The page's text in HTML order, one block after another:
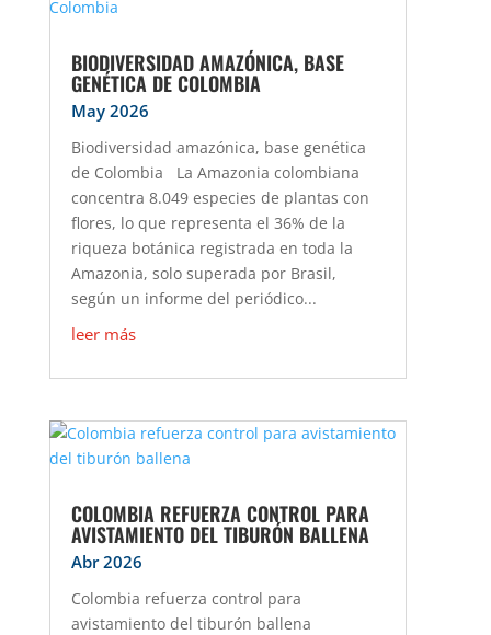
BIODIVERSIDAD AMAZÓNICA, BASE
GENÉTICA DE COLOMBIA
May 2026
Biodiversidad amazónica, base genética
de Colombia La Amazonia colombiana
concentra 8.049 especies de plantas con
flores, lo que representa el 36% de la
riqueza botánica registrada en toda la
Amazonia, solo superada por Brasil,
según un informe del periódico...
leer más
COLOMBIA REFUERZA CONTROL PARA
AVISTAMIENTO DEL TIBURÓN BALLENA
Abr 2026
Colombia refuerza control para
avistamiento del tiburón ballena